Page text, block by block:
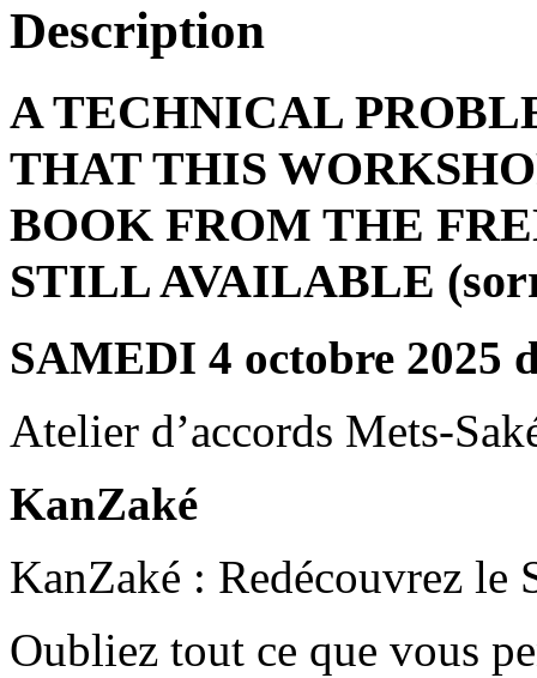
Description
A TECHNICAL
THAT THIS
BOOK FROM THE
STILL AVAILABLE
SAMEDI 4 octobre 2025
Atelier d’accords Mets-
KanZaké
KanZaké : Redécouvrez le
Oubliez tout ce que vous